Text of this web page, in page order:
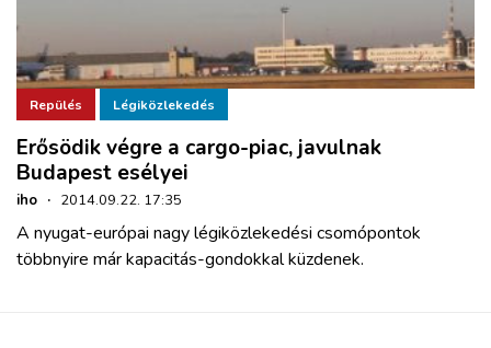
Repülés Légiközlekedés
Erősödik végre a cargo-piac, javulnak
Budapest esélyei
iho · 2014.09.22. 17:35
A nyugat-európai nagy légiközlekedési csomópontok
többnyire már kapacitás-gondokkal küzdenek.